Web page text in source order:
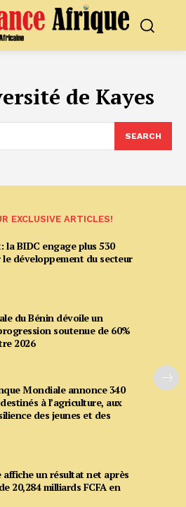
de Kayes
SEARCH
EXCLUSIVE ARTICLES!
la BIDC engage plus 530
développement du secteur
du Bénin dévoile un
soutenue de 60%
2026
Mondiale annonce 340
à l’agriculture, aux
des jeunes et des
affiche un résultat net après
20,284 milliards FCFA en